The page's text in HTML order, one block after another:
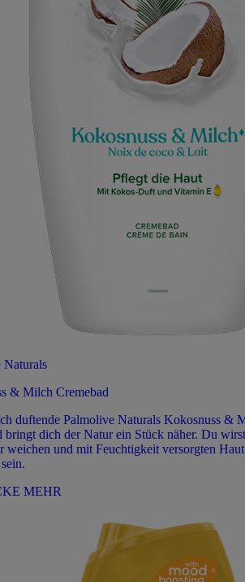
Naturals
& Milch Cremebad
duftende Palmolive Naturals Kokosnuss &
bringt dich der Natur ein Stück näher. Du wirst
weichen und mit Feuchtigkeit versorgten Haut
MEHR